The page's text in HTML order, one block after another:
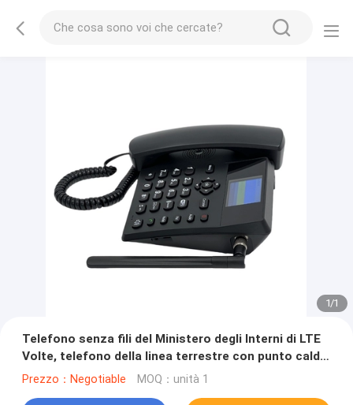
1/1
Telefono senza fili del Ministero degli Interni di LTE
Volte, telefono della linea terrestre con punto caldo
di WIFI
Prezzo：Negotiable MOQ：unità 1